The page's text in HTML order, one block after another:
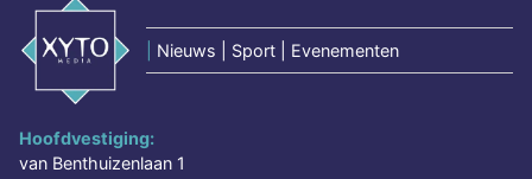
Nieuws | Sport | Evenementen
Hoofdvestiging:
van Benthuizenlaan 1